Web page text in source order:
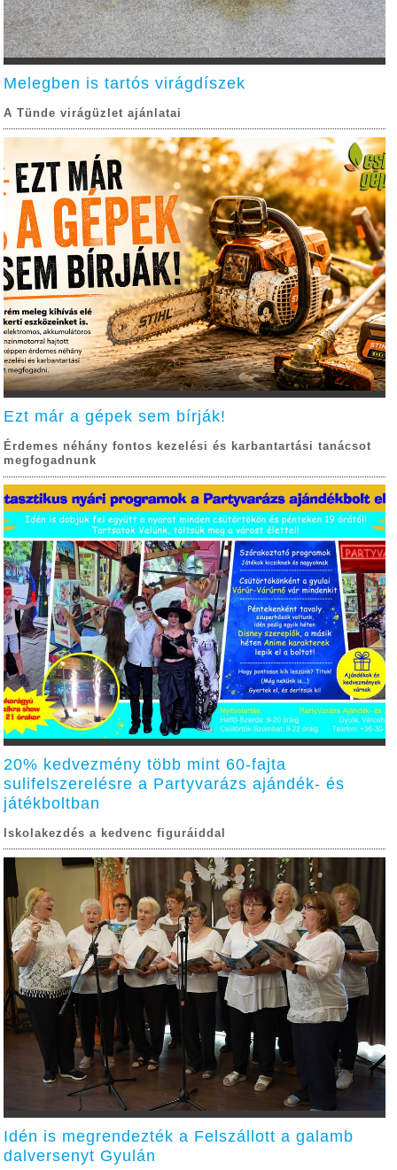
Melegben is tartós virágdíszek
A Tünde virágüzlet ajánlatai
Ezt már a gépek sem bírják!
Érdemes néhány fontos kezelési és karbantartási tanácsot
megfogadnunk
20% kedvezmény több mint 60-fajta
sulifelszerelésre a Partyvarázs ajándék- és
játékboltban
Iskolakezdés a kedvenc figuráiddal
Idén is megrendezték a Felszállott a galamb
dalversenyt Gyulán